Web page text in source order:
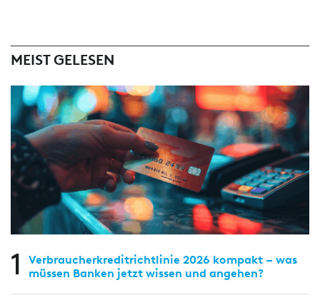
MEIST GELESEN
1
Verbraucherkreditrichtlinie 2026 kompakt – was
müssen Banken jetzt wissen und angehen?